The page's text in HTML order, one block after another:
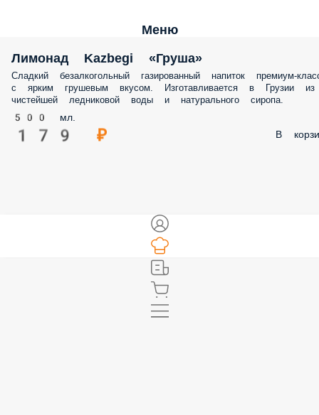
Меню
Лимонад Kazbegi «Груша»
Сладкий безалкогольный газированный напиток премиум-
с ярким грушевым вкусом. Изготавливается в Грузии из
чистейшей ледниковой воды и натурального сиропа.
500 мл.
179 ₽ В